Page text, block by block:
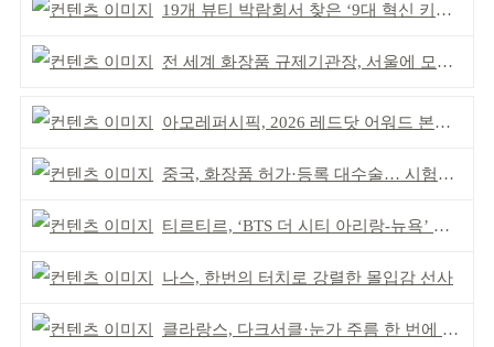
19개 뷰티 박람회서 찾은 ‘9대 혁신 키워드’
전 세계 화장품 규제기관장, 서울에 모인다
아모레퍼시픽, 2026 레드닷 어워드 본상 2개 수상
중국, 화장품 허가·등록 대수술… 시험자료 공용 허용
티르티르, ‘BTS 더 시티 아리랑-뉴욕’ 참여
나스, 한번의 터치로 강렬한 몰입감 선사
클라랑스, 다크서클·눈가 주름 한 번에 더블 케어